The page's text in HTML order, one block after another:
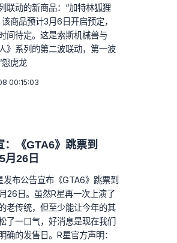
联动的新商品：“加特林狐狸
商品预计3月6日开启预定，
间待定。这是索斯机械兽与
》系列的第二波联动，第一波
怨虎龙
00:15:03
：《GTA6》跳票到
月26日
发布公告宣布《GTA6》跳票到
26日。虽然R星再一次上演了
老传统，但至少能让今年的其
了一口气，好消息是现在我们
确的发售日。R星官方声明：